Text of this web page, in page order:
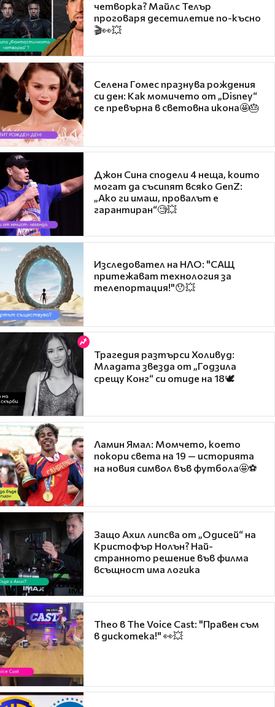
четворка? Майлс Телър
проговаря десетилетие по-късно
🎬👀💥
Селена Гомес празнува рождения
си ден: Как момичето от „Disney“
се превърна в световна икона🤩🎂
Джон Сина сподели 4 неща, които
могат да съсипят всяко GenZ:
„Ако ги имаш, провалът е
гарантиран“🧐💥
Изследовател на НЛО: "САЩ
притежават технология за
телепортация!"😯💥
Трагедия разтърси Холивуд:
Младата звезда от „Годзила
срещу Конг“ си отиде на 18🕊️
Ламин Ямал: Момчето, което
покори света на 19 — историята
на новия символ във футбола🤩⚽
Защо Ахил липсва от „Одисей“ на
Кристофър Нолън? Най-
странното решение във филма
всъщност има логика
Theo в The Voice Cast: "Правен съм
в дискотека!" 👀💥